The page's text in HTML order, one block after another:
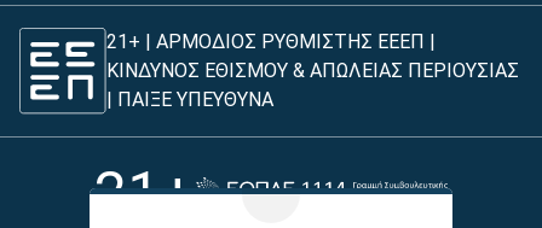
21+ | ΑΡΜΟΔΙΟΣ ΡΥΘΜΙΣΤΗΣ ΕΕΕΠ |
ΚΙΝΔΥΝΟΣ ΕΘΙΣΜΟΥ & ΑΠΩΛΕΙΑΣ ΠΕΡΙΟΥΣΙΑΣ
| ΠΑΙΞΕ ΥΠΕΥΘΥΝΑ
21+